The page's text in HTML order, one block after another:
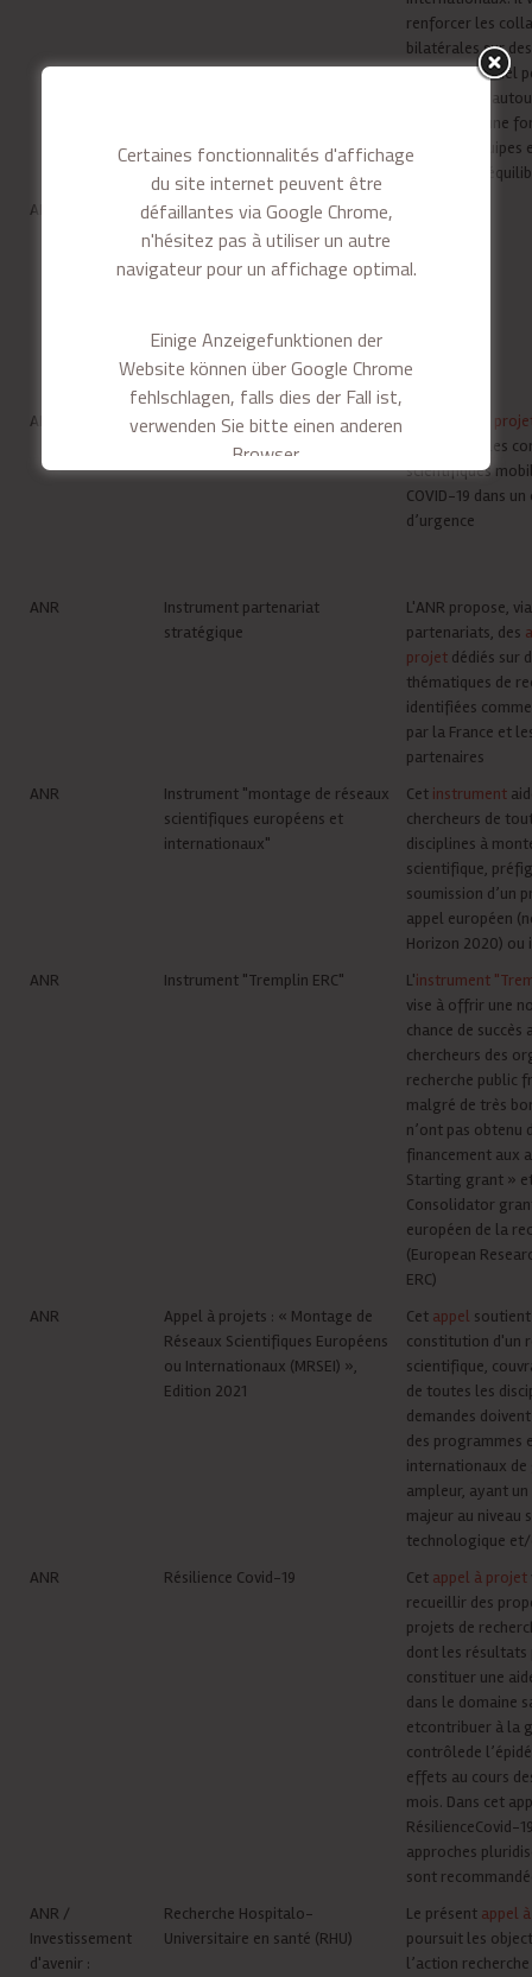
renforcer les
bilatérales sur
d’intérêt mutuel
partenaires,
présentant une
entre les équipes
partenariat
ANR
ANR Appel à Projets ouverts
2022
ANR Appel à projets RA-COVID-19
appels à
rapidement les
scientifiques
COVID-19 dans
d’urgence
ANR
Instrument partenariat
stratégique
L'ANR propose,
partenariats, des
projet dédiés sur
thématiques de
identifiées
par la France et
partenaires
ANR
Instrument "montage de réseaux
scientifiques européens et
internationaux"
Cet instrument
chercheurs de
disciplines à
scientifique,
soumission d’un
appel européen
Horizon 2020)
ANR
Instrument "Tremplin ERC" L'instrument
vise à offrir une
chance de succès
chercheurs des
recherche public
malgré de très
n’ont pas obtenu
financement aux
Starting grant »
Consolidator
européen de la
(European
ERC)
ANR
Appel à projets : « Montage de
Réseaux Scientifiques Européens
ou Internationaux (MRSEI) »,
Edition 2021
Cet appel
constitution d'un
scientifique,
de toutes les
demandes
des programmes
internationaux de
ampleur, ayant
majeur au niveau
technologique
ANR
Résilience Covid-19 Cet appel à projet
recueillir des
projets de
dont les
constituer une
dans le domaine
etcontribuer à la
contrôlede
effets au cours
mois. Dans cet
RésilienceCovid-
approches
sont
ANR /
Investissement
d'avenir :
Recherche Hospitalo-
Universitaire en santé (RHU)
Le présent appel
poursuit les
l’action
Certaines fonctionnalités d'affichage
du site internet peuvent être
défaillantes via Google Chrome,
n'hésitez pas à utiliser un autre
navigateur pour un affichage optimal.
Einige Anzeigefunktionen der
Website können über Google Chrome
fehlschlagen, falls dies der Fall ist,
verwenden Sie bitte einen anderen
Browser.
Some website display features may